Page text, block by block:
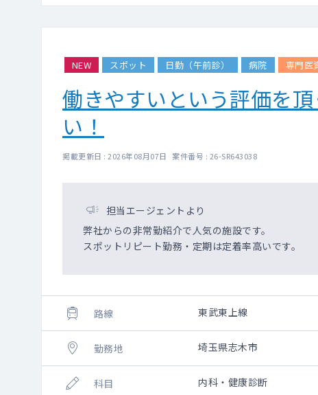
NEW スポット 日勤（午前診） 病院 専門医
働きやすいという評価を
い！
掲載更新日 : 2026年08月07日 案件番号 : 26-SR643038
担当エージェントより
弊社からの非常勤紹介で人気の施設です。
スポットリピート勤務・定期は定着率高いです。
路線 東武東上線
勤務地 埼玉県志木市
科目 内科・健康診断